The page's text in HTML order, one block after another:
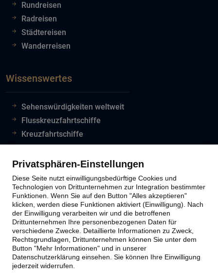
Rundreisen
Radreisen
Städtereisen
Wanderreisen
Wissenswertes
Sehenswürdigkeiten weltweit
Flusskreuzfahrtschiffe
Kreuzfahrtschiffe
Reiseinfos Auswertiges Amt
Lion Tours Reise Blog
Lion Tours Kontakt
Kontaktinfos
Unternehmen
Reiseabwicklung
Privatsphären-Einstellungen
Diese Seite nutzt einwilligungsbedürftige Cookies und
Technologien von Drittunternehmen zur Integration bestimmter
Funktionen. Wenn Sie auf den Button "Alles akzeptieren"
klicken, werden diese Funktionen aktiviert (Einwilligung). Nach
der Einwilligung verarbeiten wir und die betroffenen
Drittunternehmen Ihre personenbezogenen Daten für
verschiedene Zwecke. Detaillierte Informationen zu Zweck,
Rechtsgrundlagen, Drittunternehmen können Sie unter dem
Button "Mehr Informationen" und in unserer
Datenschutzerklärung einsehen. Sie können Ihre Einwilligung
jederzeit widerrufen.